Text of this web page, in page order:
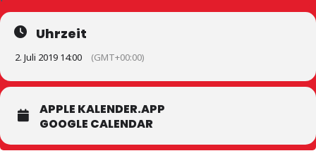
Uhrzeit
2. Juli 2019 14:00 (GMT+00:00)
APPLE KALENDER.APP
GOOGLE CALENDAR